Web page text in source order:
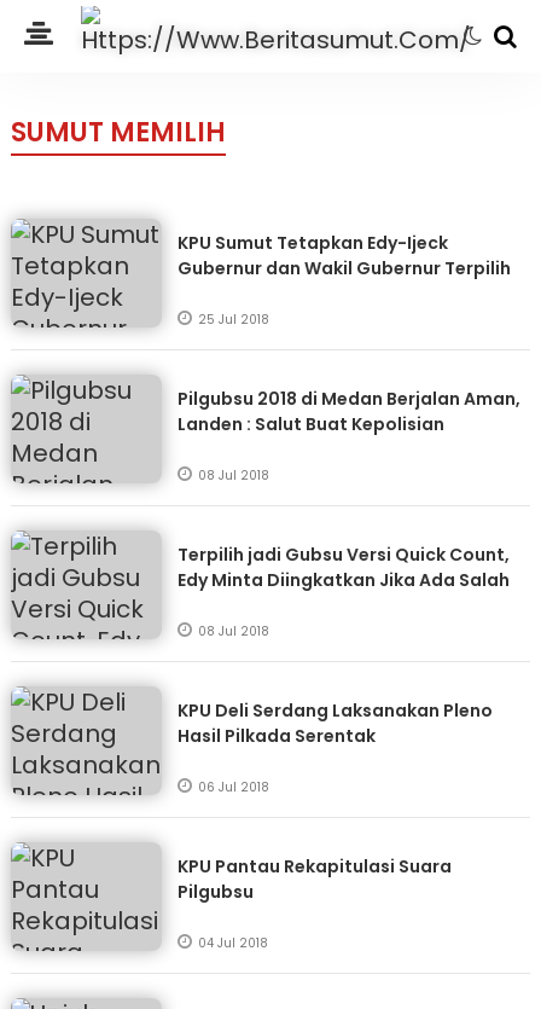
SUMUT MEMILIH
KPU Sumut Tetapkan Edy-Ijeck
Gubernur dan Wakil Gubernur Terpilih
25 Jul 2018
Pilgubsu 2018 di Medan Berjalan Aman,
Landen : Salut Buat Kepolisian
08 Jul 2018
Terpilih jadi Gubsu Versi Quick Count,
Edy Minta Diingkatkan Jika Ada Salah
08 Jul 2018
KPU Deli Serdang Laksanakan Pleno
Hasil Pilkada Serentak
06 Jul 2018
KPU Pantau Rekapitulasi Suara
Pilgubsu
04 Jul 2018